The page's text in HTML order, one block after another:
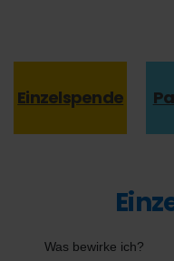
Einzel­spende
Was bewirke ich?